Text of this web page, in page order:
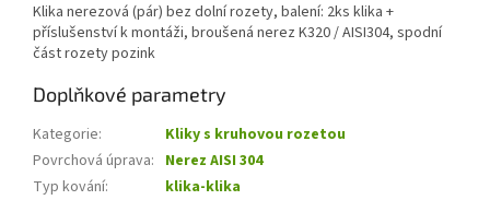
Klika nerezová (pár) bez dolní rozety, balení: 2ks klika +
příslušenství k montáži, broušená nerez K320 / AISI304, spodní
část rozety pozink
Doplňkové parametry
Kategorie:
Kliky s kruhovou rozetou
Povrchová úprava: Nerez AISI 304
Typ kování:
klika-klika